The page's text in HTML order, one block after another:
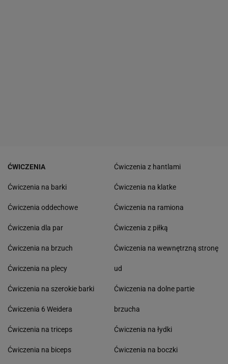
ĆWICZENIA
Ćwiczenia na barki
Ćwiczenia oddechowe
Ćwiczenia dla par
Ćwiczenia na brzuch
Ćwiczenia na plecy
Ćwiczenia na szerokie barki
Ćwiczenia 6 Weidera
Ćwiczenia na triceps
Ćwiczenia na biceps
Ćwiczenia z hantlami
Ćwiczenia na klatke
Ćwiczenia na ramiona
Ćwiczenia z piłką
Ćwiczenia na wewnętrzną stronę
ud
Ćwiczenia na dolne partie
brzucha
Ćwiczenia na łydki
Ćwiczenia na boczki